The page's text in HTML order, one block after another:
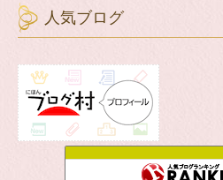
人気ブログ